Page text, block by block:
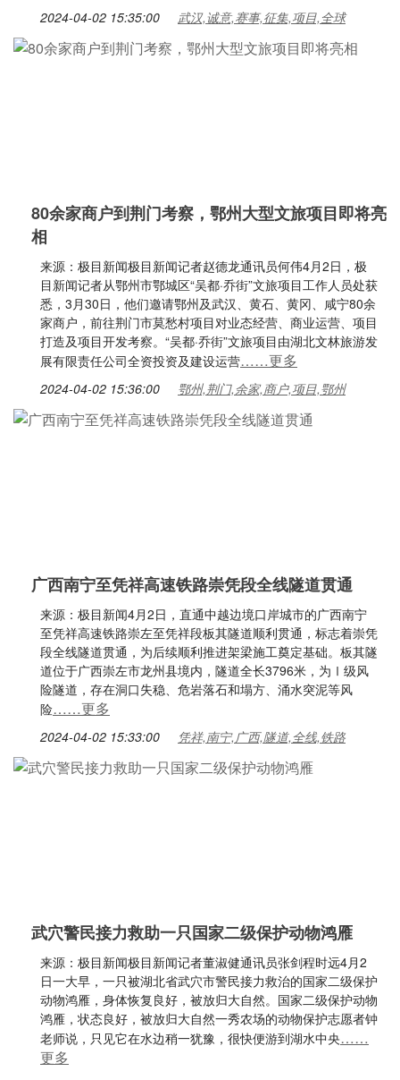
2024-04-02 15:35:00 武汉,诚意,赛事,征集,项目,全球
80余家商户到荆门考察，鄂州大型文旅项目即将亮
相
来源：极目新闻极目新闻记者赵德龙通讯员何伟4月2日，极
目新闻记者从鄂州市鄂城区“吴都·乔街”文旅项目工作人员处获
悉，3月30日，他们邀请鄂州及武汉、黄石、黄冈、咸宁80余
家商户，前往荆门市莫愁村项目对业态经营、商业运营、项目
打造及项目开发考察。“吴都·乔街”文旅项目由湖北文林旅游发
展有限责任公司全资投资及建设运营……更多
2024-04-02 15:36:00 鄂州,荆门,余家,商户,项目,鄂州
广西南宁至凭祥高速铁路崇凭段全线隧道贯通
来源：极目新闻4月2日，直通中越边境口岸城市的广西南宁
至凭祥高速铁路崇左至凭祥段板其隧道顺利贯通，标志着崇凭
段全线隧道贯通，为后续顺利推进架梁施工奠定基础。板其隧
道位于广西崇左市龙州县境内，隧道全长3796米，为Ⅰ级风
险隧道，存在洞口失稳、危岩落石和塌方、涌水突泥等风
险……更多
2024-04-02 15:33:00 凭祥,南宁,广西,隧道,全线,铁路
武穴警民接力救助一只国家二级保护动物鸿雁
来源：极目新闻极目新闻记者董淑健通讯员张剑程时远4月2
日一大早，一只被湖北省武穴市警民接力救治的国家二级保护
动物鸿雁，身体恢复良好，被放归大自然。国家二级保护动物
鸿雁，状态良好，被放归大自然一秀农场的动物保护志愿者钟
老师说，只见它在水边稍一犹豫，很快便游到湖水中央……
更多